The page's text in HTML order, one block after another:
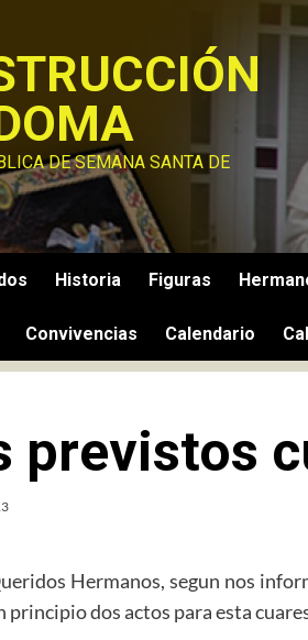
DE SEMANA SANTA DE
Historia Figuras
Convivencias Calendario
previstos
Hermanos, segun nos
principio dos actos para esta